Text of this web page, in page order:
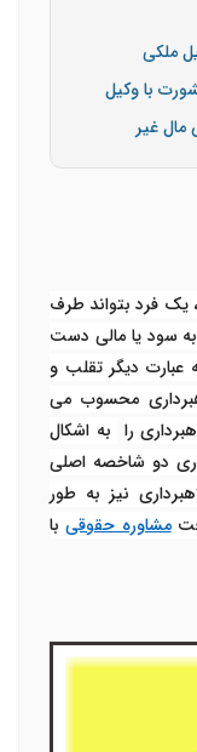
ملکی
با وکیل
غیر
یک فرد بتواند طرف
سود یا مالی دست
عبارت دیگر تقلب و
محسوب می
را به اشکال
دو شاخصه اصلی
نیز به طور
مشاوره حقوقیبا